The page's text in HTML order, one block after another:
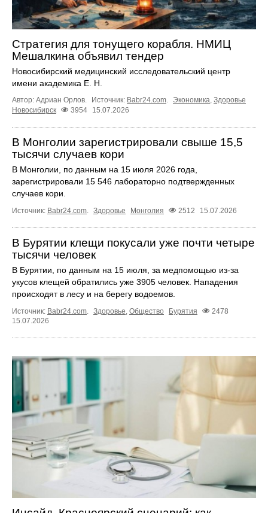
Стратегия для тонущего корабля. НМИЦ
Мешалкина объявил тендер
Новосибирский медицинский исследовательский центр
имени академика Е. Н.
Автор: Адриан Орлов. Источник: Babr24.com. Экономика, Здоровье
Новосибирск
3954 15.07.2026
В Монголии зарегистрировали свыше 15,5
тысячи случаев кори
В Монголии, по данным на 15 июля 2026 года,
зарегистрировали 15 546 лабораторно подтвержденных
случаев кори.
Источник: Babr24.com. Здоровье Монголия 2512 15.07.2026
В Бурятии клещи покусали уже почти четыре
тысячи человек
В Бурятии, по данным на 15 июля, за медпомощью из-за
укусов клещей обратились уже 3905 человек. Нападения
происходят в лесу и на берегу водоемов.
Источник: Babr24.com. Здоровье, Общество Бурятия
2478
15.07.2026